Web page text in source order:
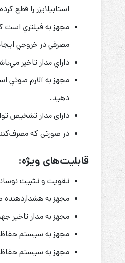
استابيلايزر را قطع
مجهز به فيلتري است
مصرفي در خروجي
داراي مدار تاخير
دهيد.
دارای مدار تشخیص
در صورتی که
قابلیت‌های ویژه:
تقویت و تثبیت
مجهز به هشداردهنده
مجهز به مدار تاخیر
مجهز به سیستم حفاظت
مجهز به سیستم